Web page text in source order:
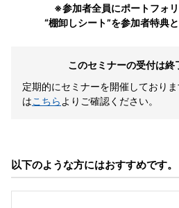
※参加者全員にポートフォ
“棚卸しシート”を参加者特典
このセミナーの受付は終
定期的にセミナーを開催しておりま
はこちら よりご確認ください。
以下のような方にはおすすめです。